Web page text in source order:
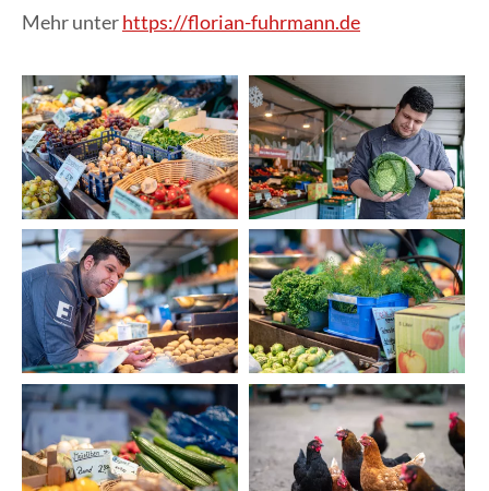
Mehr unterhttps://florian-fuhrmann.de